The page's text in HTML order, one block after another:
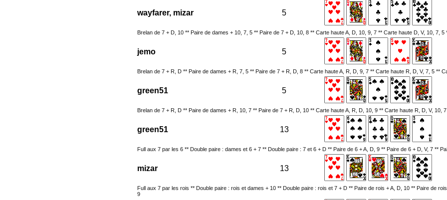
wayfarer, mizar 5
Brelan de 7 + D, 10 ** Paire de dames + 10, 7, 5 ** Paire de 7 + D, 10, 8 ** Carte haute A, D, 10, 9, 7 ** Carte haute D, V, 10, 7,
jemo 5
Brelan de 7 + R, D ** Paire de dames + R, 7, 5 ** Paire de 7 + R, D, 8 ** Carte haute A, R, D, 9, 7 ** Carte haute R, D, V, 7, 5 **
green51 5
Brelan de 7 + R, D ** Paire de dames + R, 10, 7 ** Paire de 7 + R, D, 10 ** Carte haute A, R, D, 10, 9 ** Carte haute R, D, V, 10,
green51 13
Full aux 7 par les 6 ** Double paire : dames et 6 + 7 ** Double paire : 7 et 6 + D ** Paire de 6 + A, D, 9 ** Paire de 6 + D, V, 7 **
mizar 13
Full aux 7 par les rois ** Double paire : rois et dames + 10 ** Double paire : rois et 7 + D ** Paire de rois + A, D, 10 ** Paire de
9